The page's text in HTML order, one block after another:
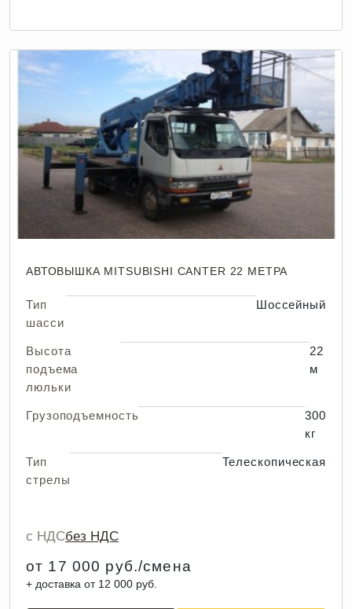
АВТОВЫШКА MITSUBISHI CANTER 22 МЕТРА
Тип
шасси
Шоссейный
Высота
подъема
люльки
22
м
Грузоподъемность
300
кг
Тип
стрелы
Телескопическая
с НДСбез НДС
от 17 000 руб./смена
+ доставка от 12 000 руб.